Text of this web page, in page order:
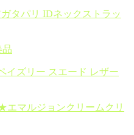
ガタパリ IDネックストラッ
品
イズリー スエード レザー
エマルジョンクリームクリ